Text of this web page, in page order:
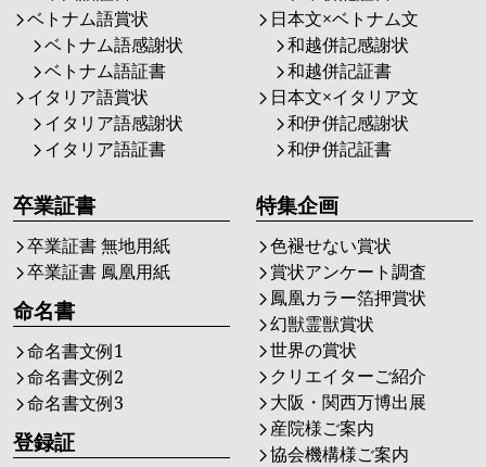
ベトナム語賞状
ベトナム語感謝状
ベトナム語証書
イタリア語賞状
イタリア語感謝状
イタリア語証書
日本文×ベトナム文
和越併記感謝状
和越併記証書
日本文×イタリア文
和伊併記感謝状
和伊併記証書
卒業証書
卒業証書 無地用紙
卒業証書 鳳凰用紙
命名書
命名書文例1
命名書文例2
命名書文例3
登録証
特集企画
色褪せない賞状
賞状アンケート調査
鳳凰カラー箔押賞状
幻獣霊獣賞状
世界の賞状
クリエイターご紹介
大阪・関西万博出展
産院様ご案内
協会機構様ご案内